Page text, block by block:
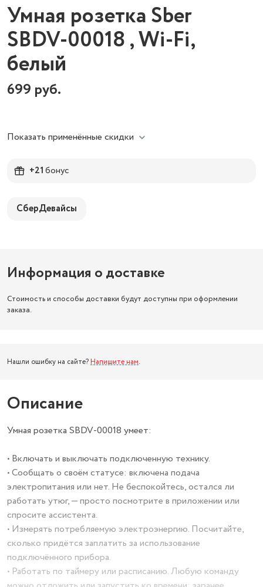
Умная розетка Sber
SBDV-00018 , Wi-Fi,
белый
699 руб.
Показать применённые скидки
+21бонус
СберДевайсы
Информация о доставке
Стоимость и способы доставки будут доступны при оформлении
заказа.
Нашли ошибку на сайте? Напишите нам.
Описание
Умная розетка SBDV-00018 умеет:
• Включать и выключать подключенную технику.
• Сообщать о своём статусе: включена подача
электропитания или нет. Не беспокойтесь, остался ли
работать утюг, — просто посмотрите в приложении или
спросите ассистента.
• Измерять потребляемую электроэнергию. Посчитайте,
сколько придётся заплатить за использование
подключённого прибора.
• Работать по таймеру или расписанию. Любую команду